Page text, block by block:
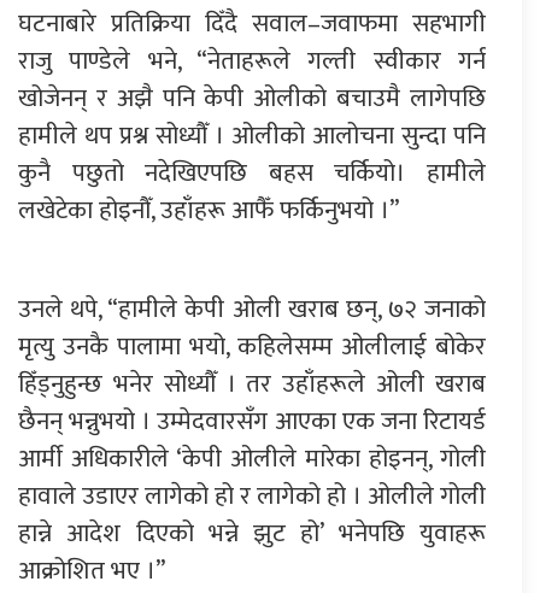
घटनाबारे प्रतिक्रिया दिँदै सवाल–जवाफमा सहभागी
राजु पाण्डेले भने, “नेताहरूले गल्ती स्वीकार गर्न
खोजेनन् र अझै पनि केपी ओलीको बचाउमै लागेपछि
हामीले थप प्रश्न सोध्यौँ । ओलीको आलोचना सुन्दा पनि
कुनै पछुतो नदेखिएपछि बहस चर्कियो। हामीले
लखेटेका होइनौँ, उहाँहरू आफैँ फर्किनुभयो ।”
उनले थपे, “हामीले केपी ओली खराब छन्, ७२ जनाको
मृत्यु उनकै पालामा भयो, कहिलेसम्म ओलीलाई बोकेर
हिँड्नुहुन्छ भनेर सोध्यौँ । तर उहाँहरूले ओली खराब
छैनन् भन्नुभयो । उम्मेदवारसँग आएका एक जना रिटायर्ड
आर्मी अधिकारीले ‘केपी ओलीले मारेका होइनन्, गोली
हावाले उडाएर लागेको हो र लागेको हो । ओलीले गोली
हान्ने आदेश दिएको भन्ने झुट हो’ भनेपछि युवाहरू
आक्रोशित भए ।”